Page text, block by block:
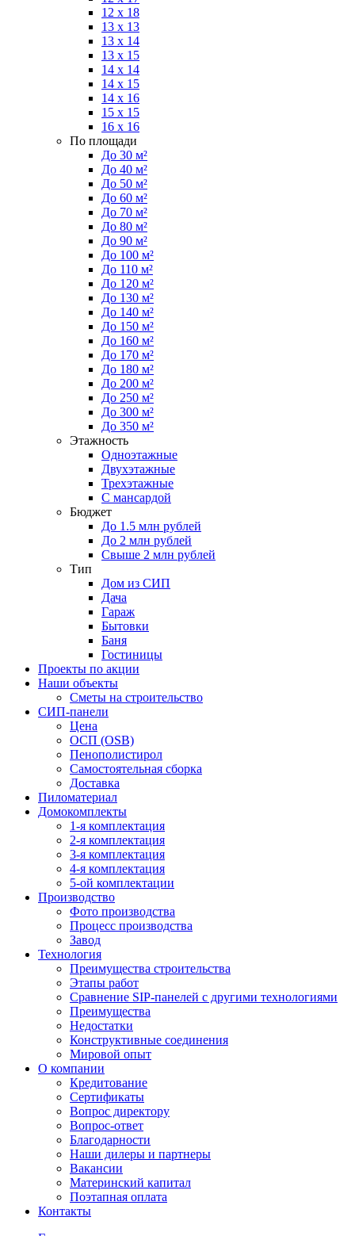
12 x 18
13 x 13
13 x 14
13 x 15
14 x 14
14 x 15
14 x 16
15 x 15
16 x 16
По площади
До 30 м²
До 40 м²
До 50 м²
До 60 м²
До 70 м²
До 80 м²
До 90 м²
До 100 м²
До 110 м²
До 120 м²
До 130 м²
До 140 м²
До 150 м²
До 160 м²
До 170 м²
До 180 м²
До 200 м²
До 250 м²
До 300 м²
До 350 м²
Этажность
Одноэтажные
Двухэтажные
Трехэтажные
С мансардой
Бюджет
До 1.5 млн рублей
До 2 млн рублей
Свыше 2 млн рублей
Тип
Дом из СИП
Дача
Гараж
Бытовки
Баня
Гостиницы
Проекты по акции
Наши объекты
Сметы на строительство
СИП-панели
Цена
ОСП (OSB)
Пенополистирол
Самостоятельная сборка
Доставка
Пиломатериал
Домокомплекты
1-я комплектация
2-я комплектация
3-я комплектация
4-я комплектация
5-ой комплектации
Производство
Фото производства
Процесс производства
Завод
Технология
Преимущества строительства
Этапы работ
Сравнение SIP-панелей с другими технологиями
Преимущества
Недостатки
Конструктивные соединения
Мировой опыт
О компании
Кредитование
Сертификаты
Вопрос директору
Вопрос-ответ
Благодарности
Наши дилеры и партнеры
Вакансии
Материнский капитал
Поэтапная оплата
Контакты